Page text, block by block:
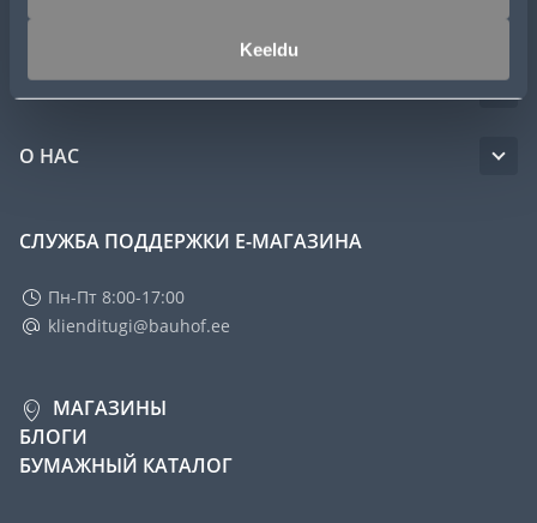
Keeldu
УСЛУГИ
КЛУБ МАСТЕРОВ
О НАС
СЛУЖБА ПОДДЕРЖКИ Е-МАГАЗИНА
Пн-Пт 8:00-17:00
klienditugi@bauhof.ee
МАГАЗИНЫ
БЛОГИ
БУМАЖНЫЙ КАТАЛОГ